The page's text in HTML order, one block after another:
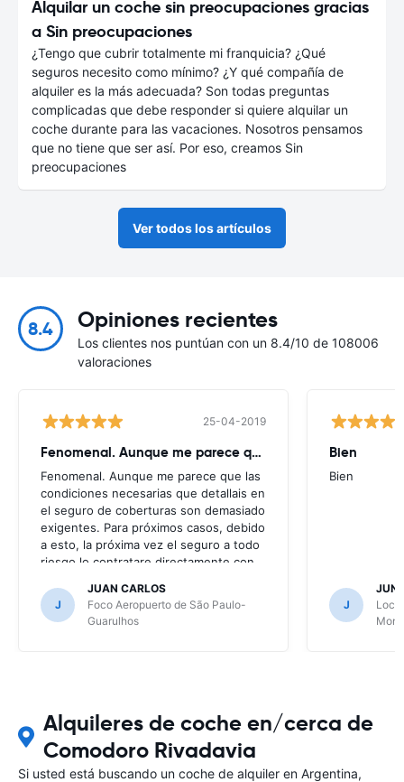
Alquilar un coche sin preocupaciones gracias
a Sin preocupaciones
¿Tengo que cubrir totalmente mi franquicia? ¿Qué
seguros necesito como mínimo? ¿Y qué compañía de
alquiler es la más adecuada? Son todas preguntas
complicadas que debe responder si quiere alquilar un
coche durante para las vacaciones. Nosotros pensamos
que no tiene que ser así. Por eso, creamos Sin
preocupaciones
Ver todos los artículos
8.4 Opiniones recientes
Los clientes nos puntúan con un 8.4/10 de 108006
valoraciones
25-04-2019
Fenomenal. Aunque me parece que
Fenomenal. Aunque me parece que las
condiciones necesarias que detallais en
el seguro de coberturas son demasiado
exigentes. Para próximos casos, debido
a esto, la próxima vez el seguro a todo
riesgo lo contratare directamente con
J
JUAN CARLOS
Foco Aeropuerto de São Paulo-
Guarulhos
Bien
Bien
J
JUNE
Alquileres de coche en/cerca de
Comodoro Rivadavia
Si usted está buscando un coche de alquiler en Argentina,